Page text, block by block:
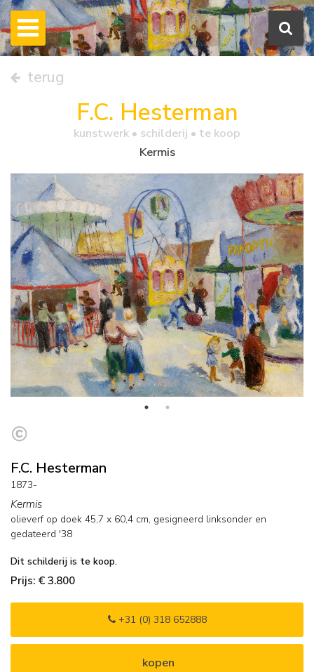
terug
F.C. Hesterman
kunstwerk • schilderij • te koop
Kermis
F.C. Hesterman
1873-
Kermis
olieverf op doek 45,7 x 60,4 cm, gesigneerd linksonder en
gedateerd '38
Dit schilderij is te koop.
Prijs: € 3.800
+31 (0) 318 652888
kopen